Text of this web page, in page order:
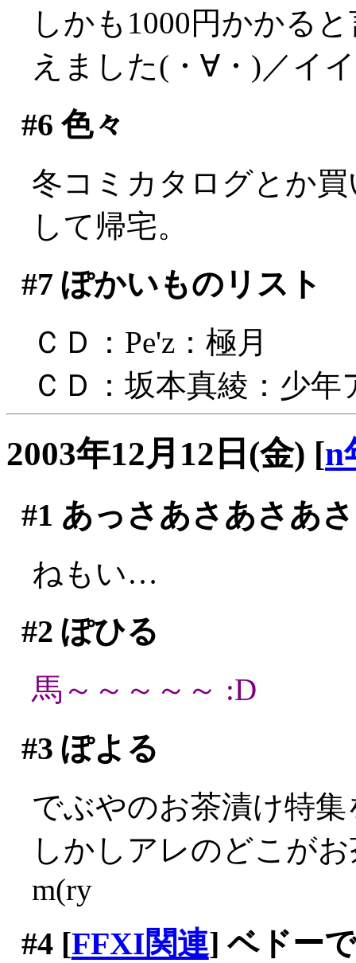
しかも1000円かかる
えました(・∀・)／イ
#6 色々
冬コミカタログとか
して帰宅。
#7 ぽかいものリスト
ＣＤ：Pe'z：極月
ＣＤ：坂本真綾：少年
2003年12月12日(金) [n
#1 あっさあさあさあ
ねもい…
#2 ぽひる
馬～～～～～ :D
#3 ぽよる
でぶやのお茶漬け特集
しかしアレのどこが
m(ry
#4[FFXI関連] ベドー